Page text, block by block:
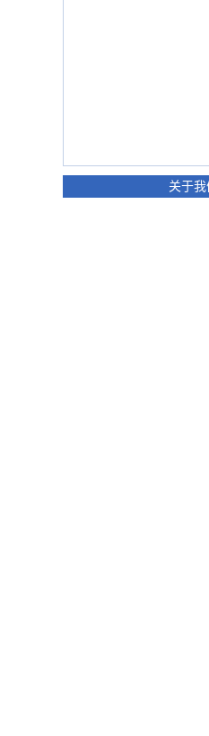
关于我